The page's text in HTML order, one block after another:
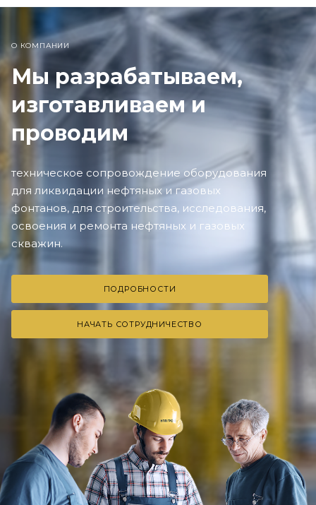
О КОМПАНИИ
Мы разрабатываем,
изготавливаем и
проводим
техническое сопровождение оборудования
для ликвидации нефтяных и газовых
фонтанов, для строительства, исследования,
освоения и ремонта нефтяных и газовых
скважин.
ПОДРОБНОСТИ
НАЧАТЬ СОТРУДНИЧЕСТВО